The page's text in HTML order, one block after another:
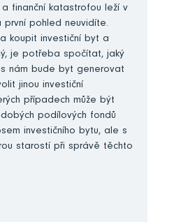
finanční katastrofou leží v
pohled neuvidíte.
koupit investiční byt a
je potřeba spočítat, jaký
nám bude byt generovat
jinou investiční
případech může být
podílových fondů
investičního bytu, ale s
starostí při správě těchto